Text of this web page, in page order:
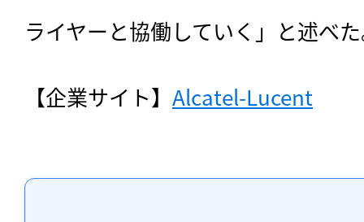
ライヤーと協働していく」と述べ
【企業サイト】 Alcatel-Lucent